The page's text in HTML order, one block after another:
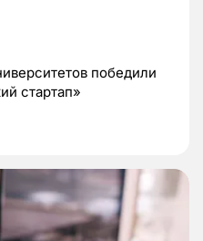
победили
стартап»